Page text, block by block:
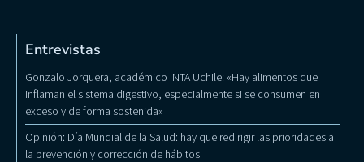
Entrevistas
Gonzalo Jorquera, académico INTA Uchile: «Hay alimentos que
inflaman el sistema digestivo, especialmente si se consumen en
exceso y de forma sostenida»
Opinión: Día Mundial de la Salud: hay que redirigir las prioridades a
la prevención y corrección de hábitos